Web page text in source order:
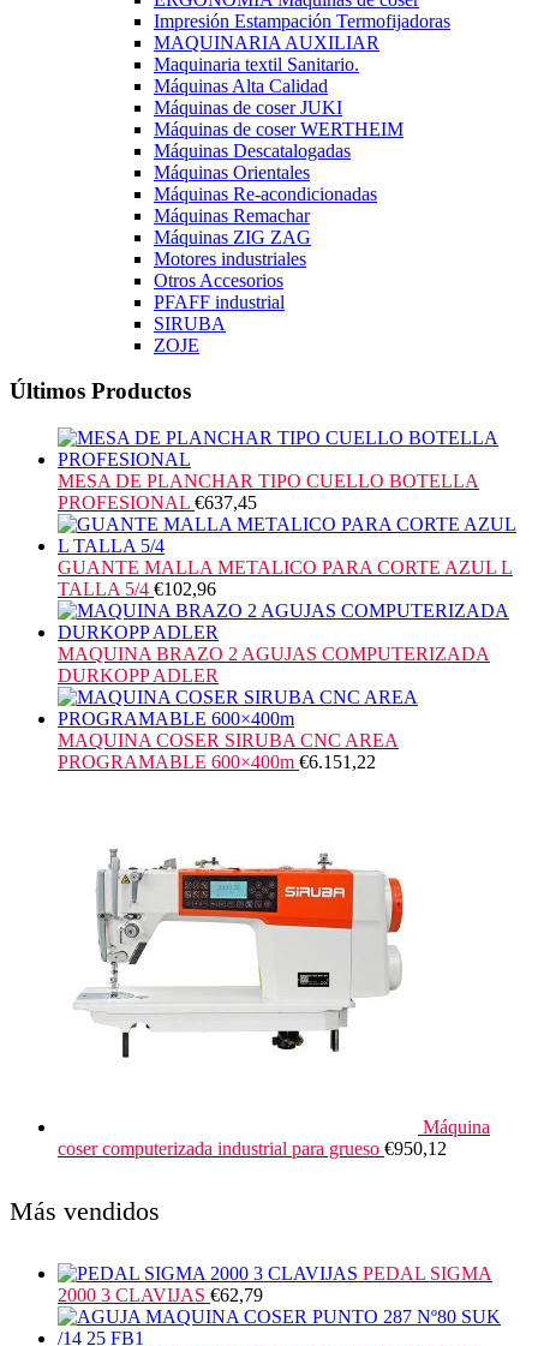
Impresión Estampación Termofijadoras
MAQUINARIA AUXILIAR
Maquinaria textil Sanitario.
Máquinas Alta Calidad
Máquinas de coser JUKI
Máquinas de coser WERTHEIM
Máquinas Descatalogadas
Máquinas Orientales
Máquinas Re-acondicionadas
Máquinas Remachar
Máquinas ZIG ZAG
Motores industriales
Otros Accesorios
PFAFF industrial
SIRUBA
ZOJE
Últimos Productos
MESA DE PLANCHAR TIPO CUELLO BOTELLA
PROFESIONAL €637,45
GUANTE MALLA METALICO PARA CORTE AZUL L
TALLA 5/4 €102,96
MAQUINA BRAZO 2 AGUJAS COMPUTERIZADA
DURKOPP ADLER
MAQUINA COSER SIRUBA CNC AREA
PROGRAMABLE 600×400m €6.151,22
Máquina
coser computerizada industrial para grueso €950,12
Más vendidos
PEDAL SIGMA
2000 3 CLAVIJAS €62,79